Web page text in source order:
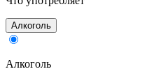
Алкоголь
Алкоголь